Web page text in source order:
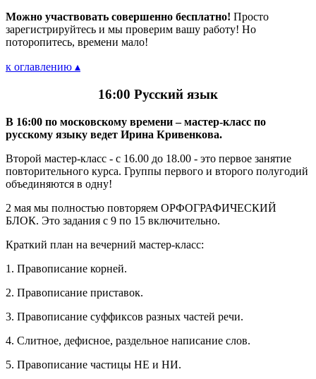
Можно участвовать совершенно бесплатно! Просто
зарегистрируйтесь и мы проверим вашу работу! Но
поторопитесь, времени мало!
к оглавлению ▴
16:00 Русский язык
В 16:00 по московскому времени – мастер-класс по
русскому языку ведет Ирина Кривенкова.
Второй мастер-класс - с 16.00 до 18.00 - это первое занятие
повторительного курса. Группы первого и второго полугодий
объединяются в одну!
2 мая мы полностью повторяем ОРФОГРАФИЧЕСКИЙ
БЛОК. Это задания с 9 по 15 включительно.
Краткий план на вечерний мастер-класс:
1. Правописание корней.
2. Правописание приставок.
3. Правописание суффиксов разных частей речи.
4. Слитное, дефисное, раздельное написание слов.
5. Правописание частицы НЕ и НИ.